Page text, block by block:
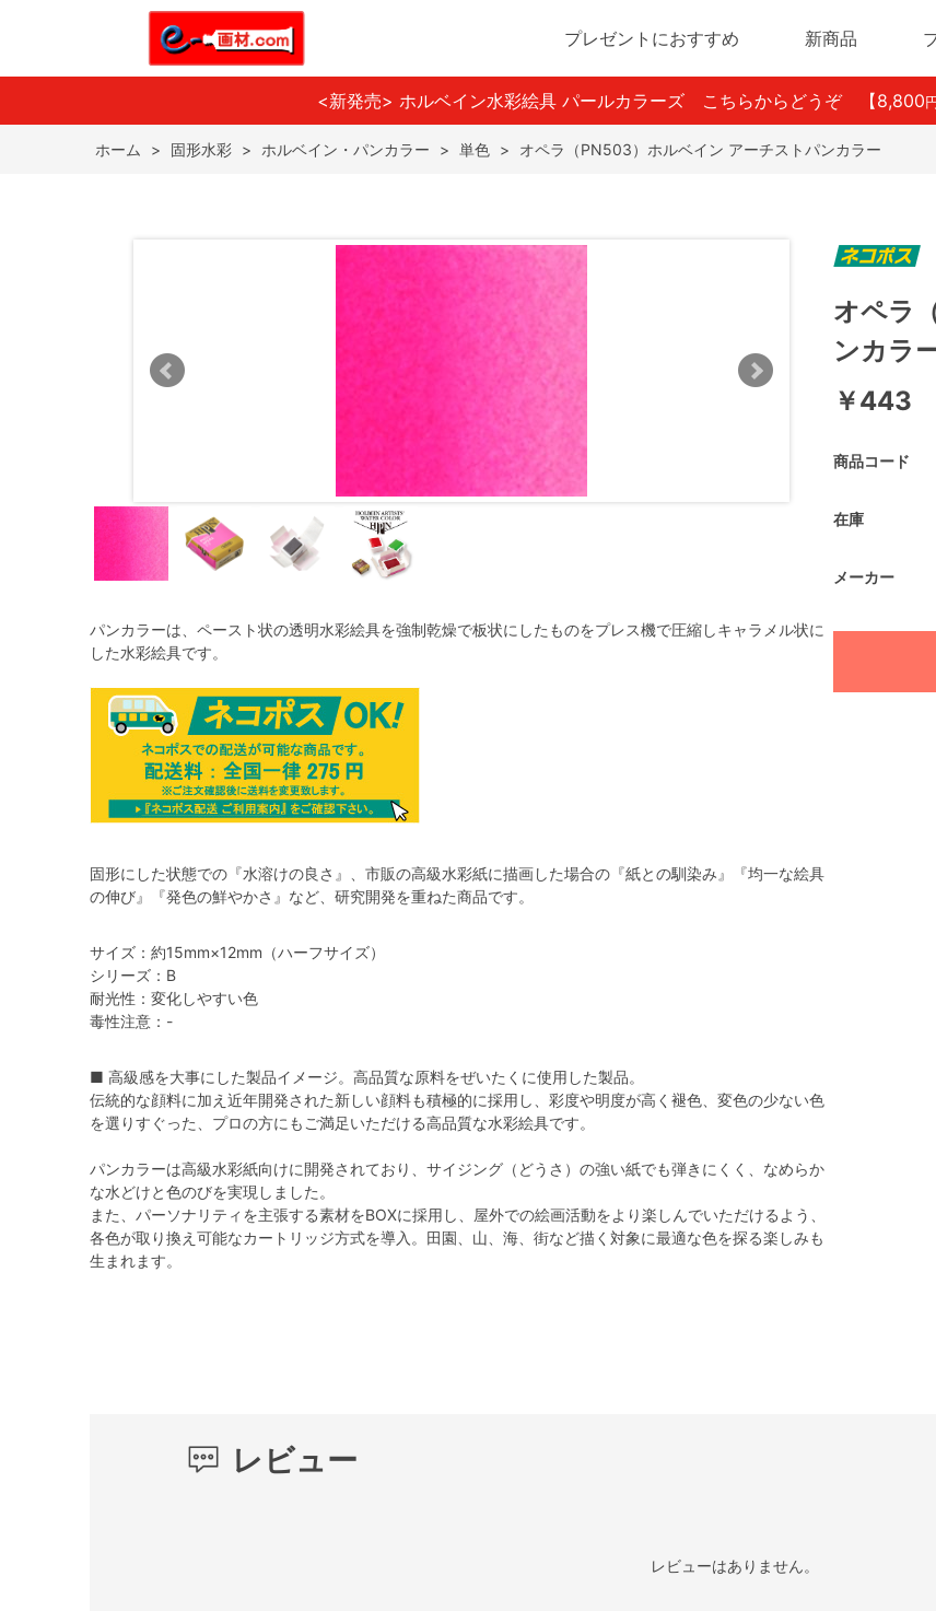
プレゼントにおすすめ 新商品
<新発売> ホルベイン水彩絵具 パールカラーズ こちらからどうぞ 【8,800
ホーム > 固形水彩 > ホルベイン・パンカラー > 単色 > オペラ（PN503）ホルベイン アーチストパンカラー
パンカラーは、ペースト状の透明水彩絵具を強制乾燥で板状にしたものをプレス機で圧縮しキャラメル状に
した水彩絵具です。
固形にした状態での『水溶けの良さ』、市販の高級水彩紙に描画した場合の『紙との馴染み』『均一な絵具
の伸び』『発色の鮮やかさ』など、研究開発を重ねた商品です。
サイズ：約15mm×12mm（ハーフサイズ）
シリーズ：B
耐光性：変化しやすい色
毒性注意：-
■ 高級感を大事にした製品イメージ。高品質な原料をぜいたくに使用した製品。
伝統的な顔料に加え近年開発された新しい顔料も積極的に採用し、彩度や明度が高く褪色、変色の少ない色
を選りすぐった、プロの方にもご満足いただける高品質な水彩絵具です。
パンカラーは高級水彩紙向けに開発されており、サイジング（どうさ）の強い紙でも弾きにくく、なめらか
な水どけと色のびを実現しました。
また、パーソナリティを主張する素材をBOXに採用し、屋外での絵画活動をより楽しんでいただけるよう、
各色が取り換え可能なカートリッジ方式を導入。田園、山、海、街など描く対象に最適な色を探る楽しみも
生まれます。
オペラ
ンカラ
￥443
商品コード
在庫
メーカー
レビュー
レビューはありません。